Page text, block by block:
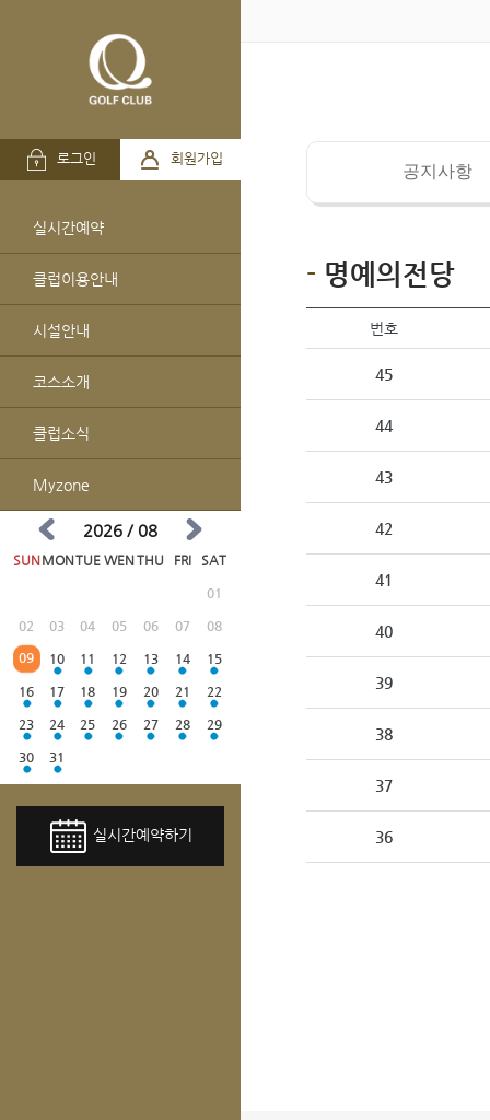
로그인 회원가입
실시간예약
클럽이용안내
시설안내
코스소개
클럽소식
Myzone
2026 / 08
SUNMONTUE WENTHU FRI SAT
01
02 03 04 05 06 07 08
09 10 11 12 13 14 15
16 17 18 19 20 21 22
23 24 25 26 27 28 29
30 31
실시간예약하기
공지사항
명예의전당
번호
45
44
43
42
41
40
39
38
37
36